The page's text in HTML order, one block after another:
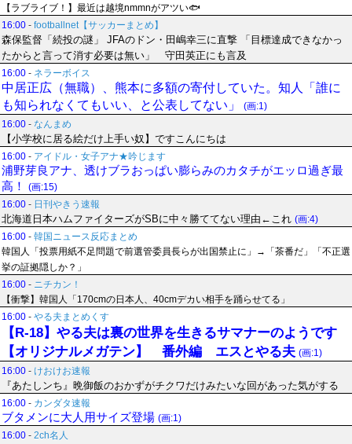
【ラブライブ！】最近は越境nmmnがアツい🐟
16:00 - footballnet【サッカーまとめ】
森保監督「続投の謎」 JFAのドン・田嶋幸三に直撃 「目標達成できなかっ
たからと言って消す必要は無い」 守田英正にも言及
16:00 - ネラーボイス
中居正広（無職）、熊本に多額の寄付していた。知人「誰に
も知られなくてもいい、と公表してない」
(画:1)
16:00 - なんまめ
【小学校に居る絵だけ上手い奴】ですこんにちは
16:00 - アイドル・女子アナ★吟じます
浦野芽良アナ、透けブラおっぱい膨らみのカタチがエッロ過ぎ最
高！
(画:15)
16:00 - 日刊やきう速報
北海道日本ハムファイターズがSBに中々勝ててない理由←これ (画:4)
16:00 - 韓国ニュース反応まとめ
韓国人「投票用紙不足問題で前選管委員長らが出国禁止に」→「茶番だ」「不正選
挙の証拠隠しか？」
16:00 - ニチカン！
【衝撃】韓国人「170cmの日本人、40cmデカい相手を踊らせてる」
16:00 - やる夫まとめくす
【R-18】やる夫は裏の世界を生きるサマナーのようです
【オリジナルメガテン】 番外編 エスとやる夫 (画:1)
16:00 - けおけお速報
『あたしンち』晩御飯のおかずがチクワだけみたいな回があった気がする
16:00 - カンダタ速報
ブタメンに大人用サイズ登場 (画:1)
16:00 - 2ch名人